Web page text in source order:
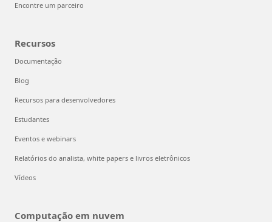
Encontre um parceiro
Recursos
Documentação
Blog
Recursos para desenvolvedores
Estudantes
Eventos e webinars
Relatórios do analista, white papers e livros eletrônicos
Vídeos
Computação em nuvem